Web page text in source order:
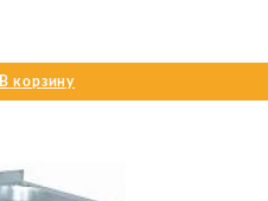
В корзину